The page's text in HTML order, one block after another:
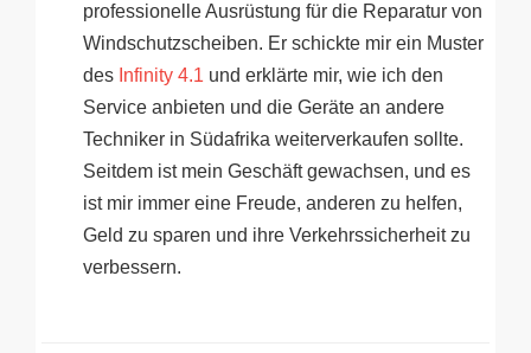
professionelle Ausrüstung für die Reparatur von
Windschutzscheiben. Er schickte mir ein Muster
des Infinity 4.1 und erklärte mir, wie ich den
Service anbieten und die Geräte an andere
Techniker in Südafrika weiterverkaufen sollte.
Seitdem ist mein Geschäft gewachsen, und es
ist mir immer eine Freude, anderen zu helfen,
Geld zu sparen und ihre Verkehrssicherheit zu
verbessern.